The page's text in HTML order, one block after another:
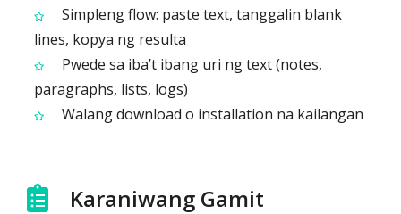
Simpleng flow: paste text, tanggalin blank
lines, kopya ng resulta
Pwede sa iba’t ibang uri ng text (notes,
paragraphs, lists, logs)
Walang download o installation na kailangan
Karaniwang Gamit